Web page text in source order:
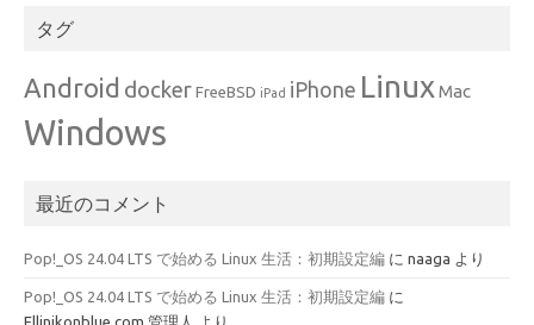
タグ
Android docker FreeBSD iPad iPhone Linux Mac
Windows
最近のコメント
Pop!_OS 24.04 LTS で始める Linux 生活：初期設定編 に naaga より
Pop!_OS 24.04 LTS で始める Linux 生活：初期設定編 に
Ellinikonblue.com 管理人
より